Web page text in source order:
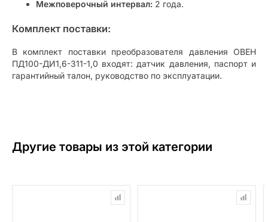
Межповерочный интервал: 2 года.
Комплект поставки:
В комплект поставки преобразователя давления ОВЕН
ПД100-ДИ1,6-311-1,0 входят: датчик давления, паспорт и
гарантийный талон, руководство по эксплуатации.
Другие товары из этой категории